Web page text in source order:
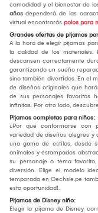
comodidad y el bienestar de
años dependerá de las
virtual encontrarás polos para
Grandes ofertas de pijamas
A la hora de elegir pijamas
la calidad de los materiales.
descansen correctamente
garantizando un sueño
sino también divertidos. En el
de diseños originales que
de sus personajes favoritos
infinitas. Por otro lado,
Pijamas completas para niños:
¿Por qué conformarse con
variedad de diseños alegres y
una gama de estilos, desde
animales y estampados
su personaje o tema
diversión. Elige el modelo
temporada en Oechsle.pe
esta oportunidad!.
Pijamas de Disney niño:
Elegir la pijama de Disney